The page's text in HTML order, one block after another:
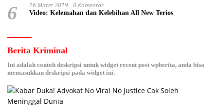
6 16 Maret 2019 0 Komentar
Video: Kelemahan dan Kelebihan All New Terios
Berita Kriminal
Ini adalah contoh deskripsi untuk widget recent post wpberita, anda bisa
memasukkan deskripsi pada widget ini.